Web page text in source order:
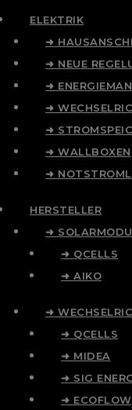
ELEKTRIK
➜
➜ NEUE
➜
➜
➜
➜ WALLBOXEN
➜
HERSTELLER
➜
➜ QCELLS
➜ AIKO
➜
➜ QCELLS
➜ MIDEA
➜ SIG
➜ ECOFLOW